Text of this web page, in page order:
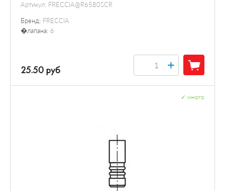
Артикул: FRECCIA@R6580SCR
Бренд: FRECCIA
�лапана: 6
25.50 руб +
много